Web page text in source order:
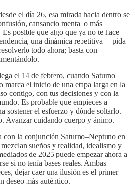
el día 26, esa mirada hacia dentro se
cansancio mental o más
posible que algo que ya no te hace
una dinámica repetitiva— pida
todo ahora; basta con
el 14 de febrero, cuando Saturno
marca el inicio de una etapa larga en la
contigo, con tus decisiones y con la
Es probable que empieces a
sostener el esfuerzo y dónde soltarlo.
Avanzar cuidando cuerpo y ánimo.
con la conjunción Saturno–Neptuno en
sueños y realidad, idealismo y
de 2025 puede empezar ahora a
si no tenía bases reales. Ambas
dejar caer una ilusión es el primer
deseo más auténtico.